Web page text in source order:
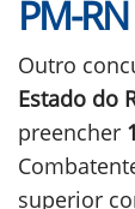
PM-RN
Outro
Estado do
preencher
superior